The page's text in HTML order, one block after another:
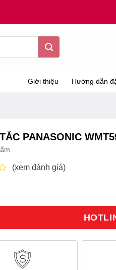
Giới thiệu Hướng dẫn
PANASONIC
(xem đánh giá)